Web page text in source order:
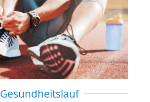
Gesundheitslauf